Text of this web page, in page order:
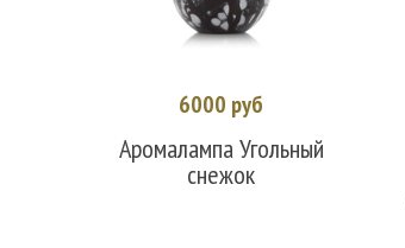
В корзину
6000 руб
Аромалампа Угольный
снежок